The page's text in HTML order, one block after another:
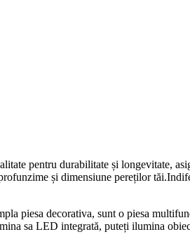
pentru durabilitate și longevitate,
și dimensiune pereților
piesa decorativa, sunt o piesa
sa LED integrată, puteți ilumina